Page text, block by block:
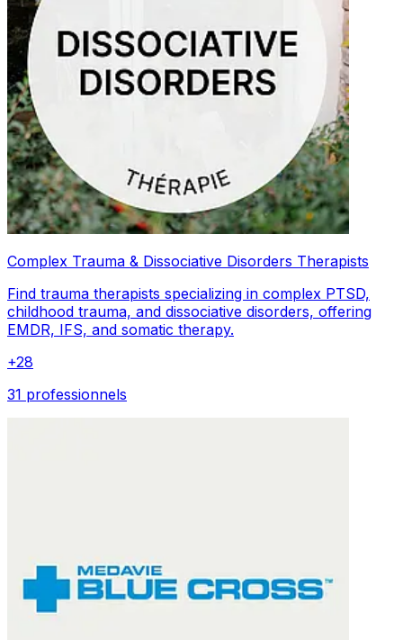
Complex Trauma & Dissociative Disorders Therapists
Find trauma therapists specializing in complex PTSD,
childhood trauma, and dissociative disorders, offering
EMDR, IFS, and somatic therapy.
+28
31 professionnels